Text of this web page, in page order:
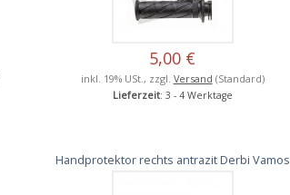
5,00 €
inkl. 19% USt., zzgl. Versand (Standard)
Lieferzeit: 3 - 4 Werktage
Handprotektor rechts antrazit Derbi Vamos